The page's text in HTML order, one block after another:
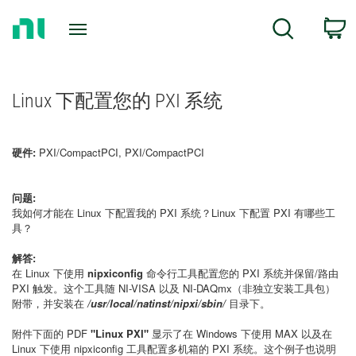
Search
Linux 下配置您的 PXI 系统
硬件: PXI/CompactPCI, PXI/CompactPCI
问题:
我如何才能在 Linux 下配置我的 PXI 系统？Linux 下配置 PXI 有哪些工
具？
解答:
在 Linux 下使用 nipxiconfig 命令行工具配置您的 PXI 系统并保留/路由
PXI 触发。这个工具随 NI-VISA 以及 NI-DAQmx（非独立安装工具包）
附带，并安装在/usr/local/natinst/nipxi/sbin/目录下。
附件下面的 PDF "Linux PXI" 显示了在 Windows 下使用 MAX 以及在
Linux 下使用 nipxiconfig 工具配置多机箱的 PXI 系统。这个例子也说明